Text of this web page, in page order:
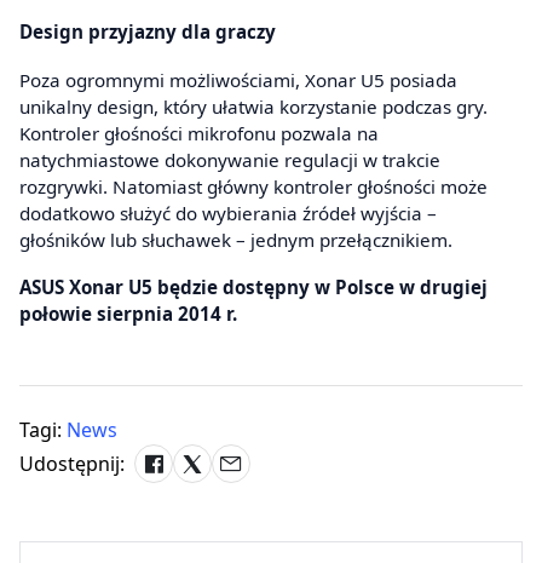
Design przyjazny dla graczy
Poza ogromnymi możliwościami, Xonar U5 posiada
unikalny design, który ułatwia korzystanie podczas gry.
Kontroler głośności mikrofonu pozwala na
natychmiastowe dokonywanie regulacji w trakcie
rozgrywki. Natomiast główny kontroler głośności może
dodatkowo służyć do wybierania źródeł wyjścia –
głośników lub słuchawek – jednym przełącznikiem.
ASUS Xonar U5 będzie dostępny w Polsce w drugiej
połowie sierpnia 2014 r.
Tagi: News
Udostępnij: